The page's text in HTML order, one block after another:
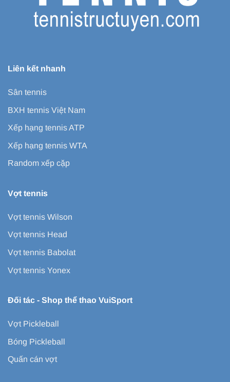
Liên kết nhanh
Sân tennis
BXH tennis Việt Nam
Xếp hạng tennis ATP
Xếp hạng tennis WTA
Random xếp cặp
Vợt tennis
Vợt tennis Wilson
Vợt tennis Head
Vợt tennis Babolat
Vợt tennis Yonex
Đối tác - Shop thể thao VuiSport
Vợt Pickleball
Bóng Pickleball
Quấn cán vợt